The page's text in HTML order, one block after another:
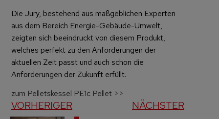
Die Jury, bestehend aus maßgeblichen Experten
aus dem Bereich Energie-Gebäude-Umwelt,
zeigten sich beeindruckt von diesem Produkt,
welches perfekt zu den Anforderungen der
aktuellen Zeit passt und auch schon die
Anforderungen der Zukunft erfüllt.
zum Pelletskessel PE1c Pellet >>
VORHERIGER NÄCHSTER